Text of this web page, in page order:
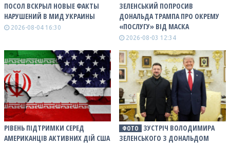
ПОСОЛ ВСКРЫЛ НОВЫЕ ФАКТЫ
НАРУШЕНИЙ В МИД УКРАИНЫ
2026-08-04 16:30
ЗЕЛЕНСЬКИЙ ПОПРОСИВ
ДОНАЛЬДА ТРАМПА ПРО ОКРЕМУ
«ПОСЛУГУ» ВІД МАСКА
2026-08-03 12:34
РІВЕНЬ ПІДТРИМКИ СЕРЕД
АМЕРИКАНЦІВ АКТИВНИХ ДІЙ США
ФОТО
ЗУСТРІЧ ВОЛОДИМИРА
ЗЕЛЕНСЬКОГО З ДОНАЛЬДОМ